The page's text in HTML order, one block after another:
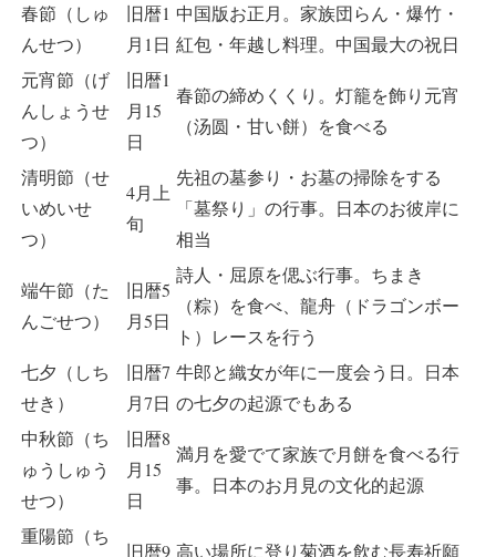
春節（しゅ
んせつ）
旧暦1
月1日
中国版お正月。家族団らん・爆竹・
紅包・年越し料理。中国最大の祝日
元宵節（げ
んしょうせ
つ）
旧暦1
月15
日
春節の締めくくり。灯籠を飾り元宵
（汤圆・甘い餅）を食べる
清明節（せ
いめいせ
つ）
4月上
旬
先祖の墓参り・お墓の掃除をする
「墓祭り」の行事。日本のお彼岸に
相当
端午節（た
んごせつ）
旧暦5
月5日
詩人・屈原を偲ぶ行事。ちまき
（粽）を食べ、龍舟（ドラゴンボー
ト）レースを行う
七夕（しち
せき）
旧暦7
月7日
牛郎と織女が年に一度会う日。日本
の七夕の起源でもある
中秋節（ち
ゅうしゅう
せつ）
旧暦8
月15
日
満月を愛でて家族で月餅を食べる行
事。日本のお月見の文化的起源
重陽節（ち
旧暦9 高い場所に登り菊酒を飲む長寿祈願